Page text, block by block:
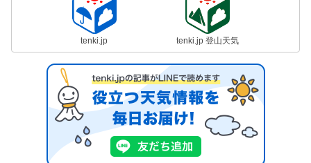
tenki.jp tenki.jp 登山天気